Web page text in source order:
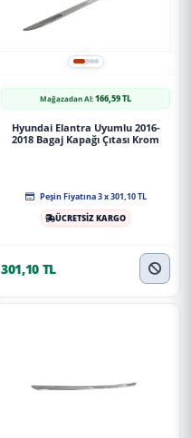
Mağazadan Al:166,59 TL
Hyundai Elantra Uyumlu 2016-
2018 Bagaj Kapağı Çıtası Krom
Peşin Fiyatına 3 x 301,10 TL
ÜCRETSİZ KARGO
301,10 TL